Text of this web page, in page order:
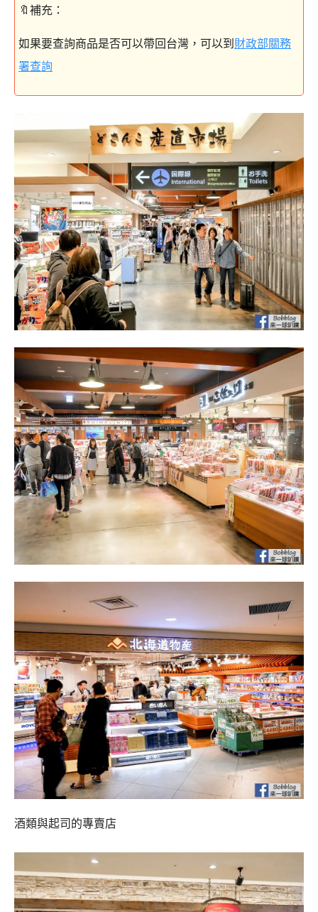
如果要查詢商品是否可以帶回台灣，可以到 財政部關務
署查詢
酒類與起司的專賣店